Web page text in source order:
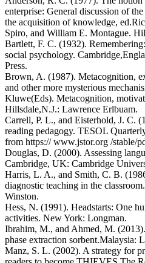
enterprise: General discussion of
the acquisition of knowledge,
Spiro, and William E. Montague.
Bartlett, F. C. (1932).
social psychology.
Press.
Brown, A. (1987). Metacognition,
and other more mysterious
Kluwe(Eds). Metacognition,
Hillsdale,N.J.: Lawrence Erlbuam.
Carrell, P. L., and Eisterhold, J. C.
reading pedagogy. TESOL
from https:// www.jstor.org /stable/
Douglas, D. (2000). Assessing
Cambridge, UK: Cambridge
Harris, L. A., and Smith, C. B.
diagnostic teaching in the
Winston.
Hess, N. (1991). Headstarts: One
activities. New York: Longman.
Ibrahim, M., and Ahmed, M.
phase extraction sorbent.Malaysia:
Manz, S. L. (2002). A strategy for